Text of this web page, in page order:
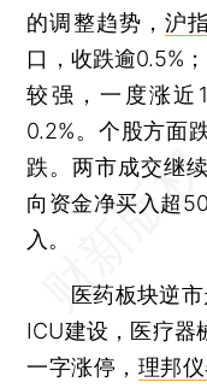
的调整趋势， 沪指
口，收跌逾0.5%
较强，一度涨近
0.2%。个股方面
跌。两市成交继
向资金净买入超
入。
医药板块逆市
ICU建设，医疗器
一字涨停， 理邦